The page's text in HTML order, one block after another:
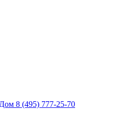
8 (495) 777-25-70